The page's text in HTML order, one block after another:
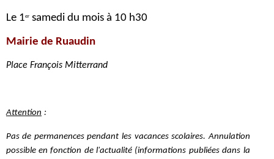
Le 1er samedi du mois à 10 h30
Mairie de Ruaudin
Place François Mitterrand
Attention :
Pas de permanences pendant les vacances scolaires. Annulation
possible en fonction de l'actualité (informations publiées dans la